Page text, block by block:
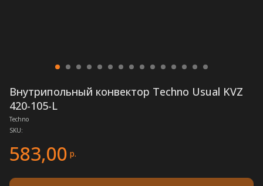
Внутрипольный конвектор Techno Usual KVZ
420-105-L
Techno
SKU:
583,00 р.